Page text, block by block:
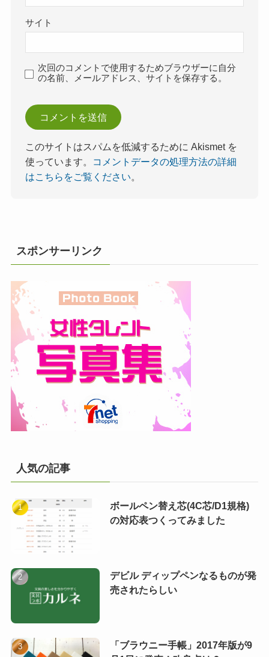
サイト
次回のコメントで使用するためブラウザーに自分
の名前、メールアドレス、サイトを保存する。
このサイトはスパムを低減するために Akismet を
使っています。
コメントデータの処理方法の詳細
はこちらをご覧ください。
スポンサーリンク
人気の記事
ボールペン替え芯(4C芯/D1規格)
の対応表つくってみました
デビル ディップペンなるものが発
売されたらしい
「ブラウニー手帳」2017年版が9